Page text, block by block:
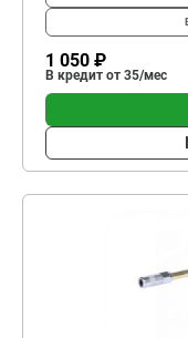
1 050 ₽
В кредит от 35/мес